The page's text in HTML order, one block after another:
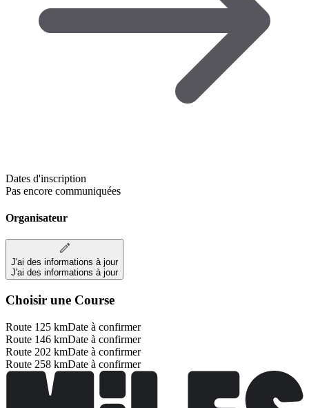
Dates d'inscription
Pas encore communiquées
Organisateur
J'ai des informations à jour
J'ai des informations à jour
Choisir une Course
Route 125 kmDate à confirmer
Route 146 kmDate à confirmer
Route 202 kmDate à confirmer
Route 258 kmDate à confirmer